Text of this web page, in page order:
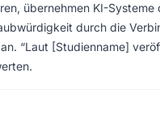
übernehmen KI-Systeme
durch die
“Laut [Studienname]